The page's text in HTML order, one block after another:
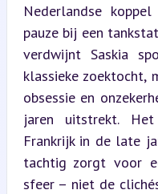
Nederlandse
pauze bij een
verdwijnt Saskia
klassieke zoektocht,
obsessie en
jaren uitstrekt.
Frankrijk in de late
tachtig zorgt voor
sfeer – niet de